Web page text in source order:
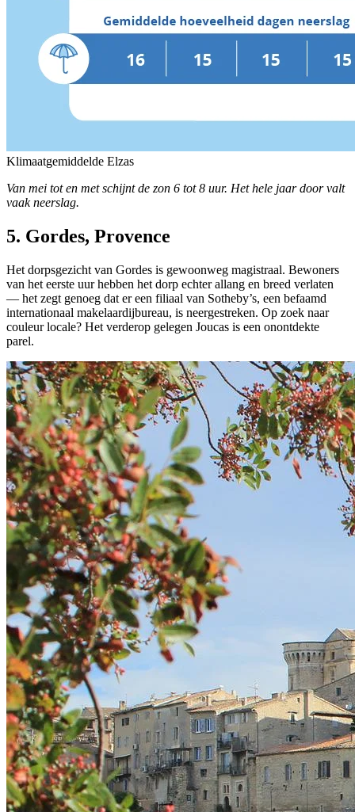
Klimaatgemiddelde Elzas
Van mei tot en met schijnt de zon 6 tot 8 uur. Het hele jaar door valt
vaak neerslag.
5. Gordes, Provence
Het dorpsgezicht van Gordes is gewoonweg magistraal. Bewoners
van het eerste uur hebben het dorp echter allang en breed verlaten
— het zegt genoeg dat er een filiaal van Sotheby’s, een befaamd
internationaal makelaardijbureau, is neergestreken. Op zoek naar
couleur locale? Het verderop gelegen Joucas is een onontdekte
parel.